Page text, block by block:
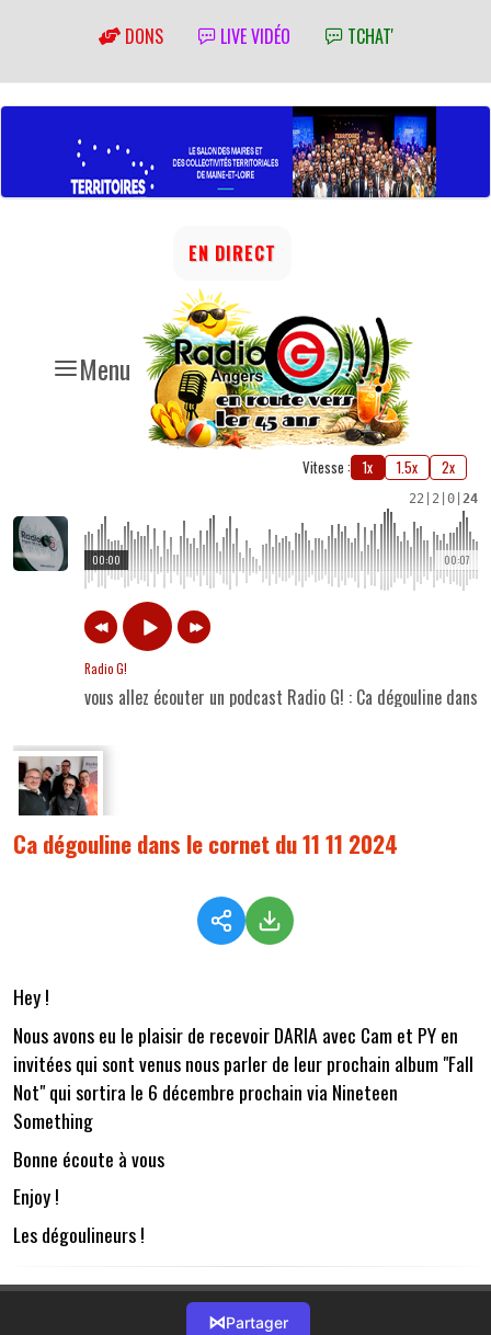
DONS LIVE VIDÉO TCHAT'
Menu
EN DIRECT
Vitesse : 1x 1.5x 2x
22 2 0 24
00:07
00:00
Radio G!
vous allez écouter un podcast Radio G! : Ca dégouline dans
Ca dégouline dans le cornet du 11 11 2024
Hey !
Nous avons eu le plaisir de recevoir DARIA avec Cam et PY en
invitées qui sont venus nous parler de leur prochain album "Fall
Not" qui sortira le 6 décembre prochain via Nineteen
Something
Bonne écoute à vous
Enjoy !
Les dégoulineurs !
⋈Partager